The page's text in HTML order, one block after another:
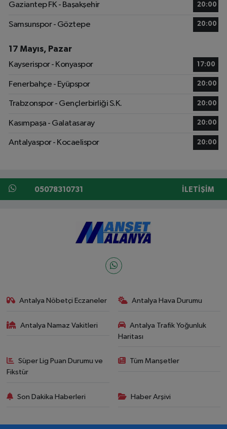
Gaziantep FK - Başakşehir 20:00
Samsunspor - Göztepe 20:00
17 Mayıs, Pazar
Kayserispor - Konyaspor
17:00
Fenerbahçe - Eyüpspor 20:00
Trabzonspor - Gençlerbirliği S.K. 20:00
Kasımpaşa - Galatasaray 20:00
Antalyaspor - Kocaelispor 20:00
05078310731 İLETIŞIM
Antalya Nöbetçi Eczaneler Antalya Hava Durumu
Antalya Namaz Vakitleri
Antalya Trafik Yoğunluk
Haritası
Süper Lig Puan Durumu ve
Fikstür
Tüm Manşetler
Son Dakika Haberleri Haber Arşivi